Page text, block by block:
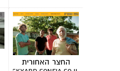
החצר האחורית